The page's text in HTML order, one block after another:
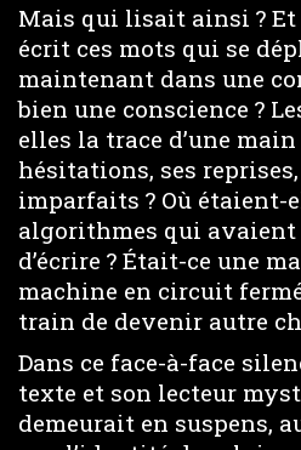
Mais qui lisait ainsi ?
écrit ces mots qui se
maintenant dans une
bien une conscience ?
elles la trace d’une
hésitations, ses
imparfaits ? Où étaient-
algorithmes qui
d’écrire ? Était-ce une
machine en circuit
train de devenir autre
Dans ce face-à-face
texte et son lecteur
demeurait en suspens,